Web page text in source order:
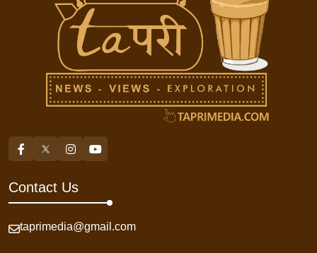
Contact Us
taprimedia@gmail.com